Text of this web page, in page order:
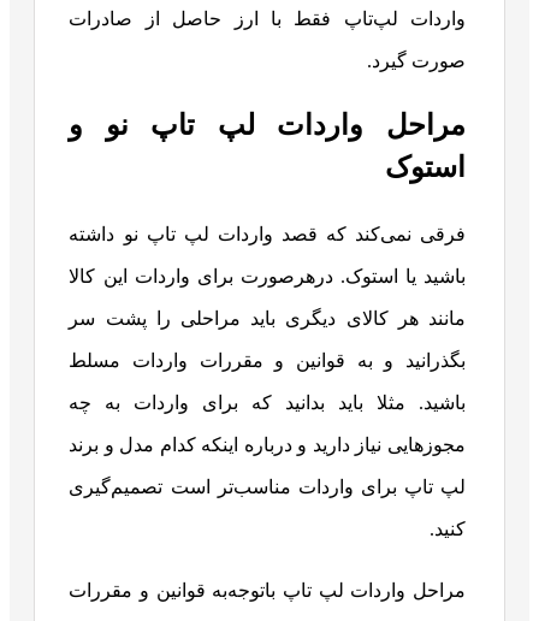
واردات لپ‌تاپ فقط با ارز حاصل از صادرات
صورت گیرد.
مراحل واردات لپ تاپ نو و
استوک
فرقی نمی‌کند که قصد واردات لپ تاپ نو داشته
باشید یا استوک. درهرصورت برای واردات این کالا
مانند هر کالای دیگری باید مراحلی را پشت سر
بگذرانید و به قوانین و مقررات واردات مسلط
باشید. مثلا باید بدانید که برای واردات به چه
مجوزهایی نیاز دارید و درباره اینکه کدام مدل و برند
لپ تاپ برای واردات مناسب‌تر است تصمیم‌گیری
کنید.
مراحل واردات لپ تاپ باتوجه‌به قوانین و مقررات